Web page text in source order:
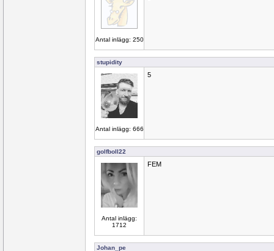
Antal inlägg: 250
stupidity
Antal inlägg: 666
5
golfboll22
Antal inlägg:
1712
FEM
Johan_pe